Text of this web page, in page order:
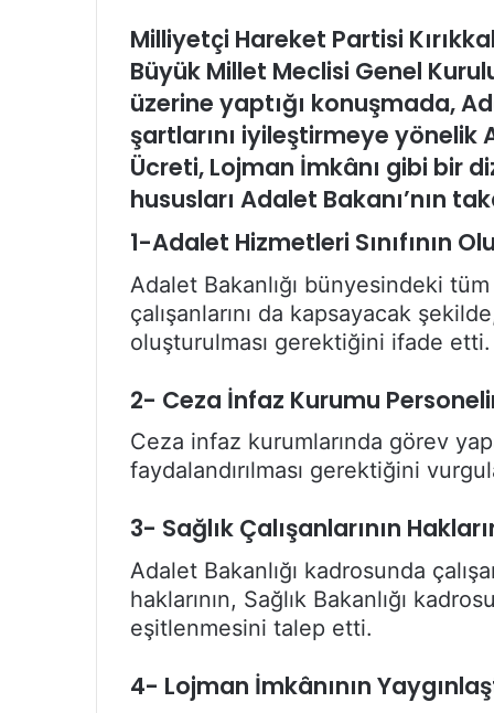
Milliyetçi Hareket Partisi
Büyük Millet Meclisi Genel
üzerine yaptığı konuşmada,
şartlarını iyileştirmeye yönelik
Ücreti, Lojman İmkânı gibi bir
hususları Adalet Bakanı’nın
1-Adalet Hizmetleri Sınıfının
Adalet Bakanlığı bünyesindeki
çalışanlarını da kapsayacak
oluşturulması gerektiğini ifade etti.
2- Ceza İnfaz Kurumu
Ceza infaz kurumlarında görev
faydalandırılması gerektiğini
3- Sağlık Çalışanlarının
Adalet Bakanlığı kadrosunda
haklarının, Sağlık Bakanlığı
eşitlenmesini talep etti.
4- Lojman İmkânının